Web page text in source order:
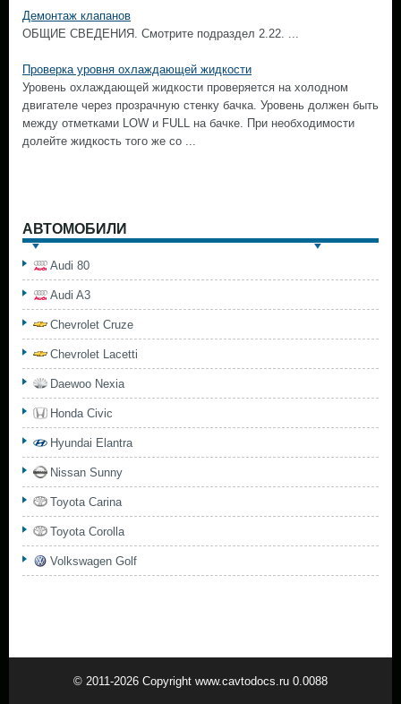
Демонтаж клапанов
ОБЩИЕ СВЕДЕНИЯ. Смотрите подраздел 2.22. ...
Проверка уровня охлаждающей жидкости
Уровень охлаждающей жидкости проверяется на холодном
двигателе через прозрачную стенку бачка. Уровень должен быть
между отметками LOW и FULL на бачке. При необходимости
долейте жидкость того же со ...
АВТОМОБИЛИ
Audi 80
Audi A3
Chevrolet Cruze
Chevrolet Lacetti
Daewoo Nexia
Honda Civic
Hyundai Elantra
Nissan Sunny
Toyota Carina
Toyota Corolla
Volkswagen Golf
© 2011-2026 Copyright www.cavtodocs.ru 0.0088